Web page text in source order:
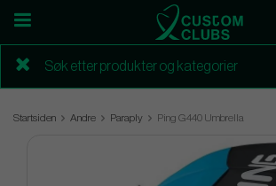
Startsiden Andre Paraply Ping G440 Umbrella